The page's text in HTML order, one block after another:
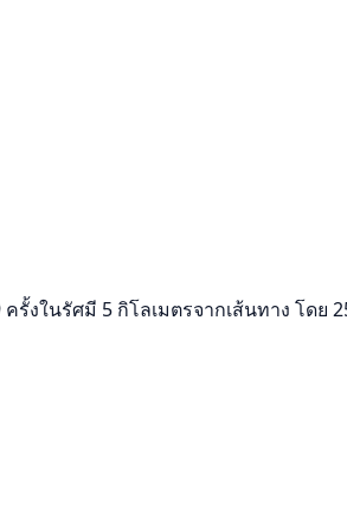
งในรัศมี 5 กิโลเมตรจากเส้นทาง โดย